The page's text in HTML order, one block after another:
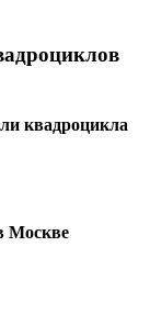
квадроцикла
Москве